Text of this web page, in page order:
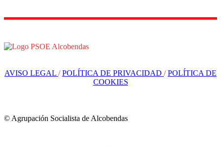
AVISO LEGAL /POLÍTICA DE PRIVACIDAD /POLÍTICA DE
COOKIES
© Agrupación Socialista de Alcobendas